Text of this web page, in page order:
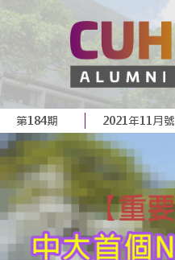
第184期 2021年11月號